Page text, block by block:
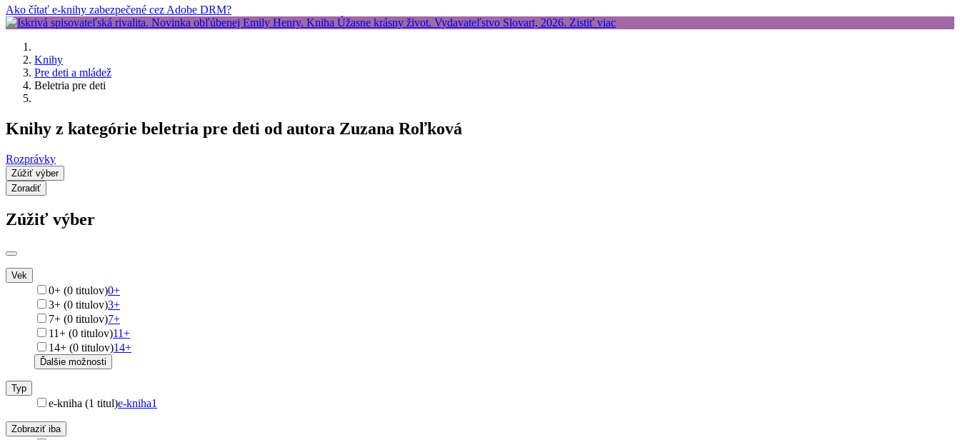
Ako čítať e-knihy zabezpečené cez Adobe DRM?
Knihy
Pre deti a mládež
Beletria pre deti
Knihy z kategórie beletria pre deti od autora Zuzana Roľková
Rozprávky
Zúžiť výber
Zoradiť
Zúžiť výber
Vek
0+ (0 titulov)0+
3+ (0 titulov)3+
7+ (0 titulov)7+
11+ (0 titulov)11+
14+ (0 titulov)14+
Ďalšie možnosti
Typ
e-kniha (1 titul)e-kniha1
Zobraziť iba